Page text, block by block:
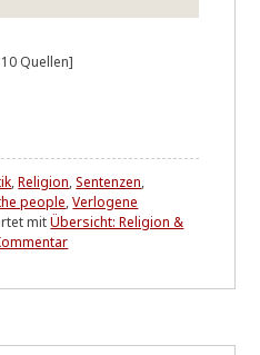
Quellen]
,Religion,Sentenzen,
people,Verlogene
mitÜbersicht: Religion &
zu
...?